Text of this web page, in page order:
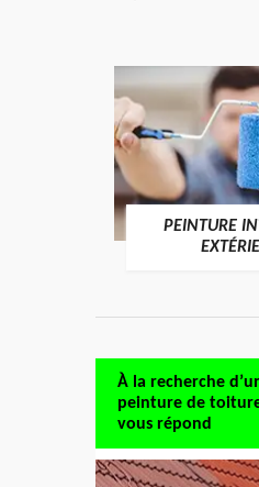
PEINTURE
À la recherche
peinture de
vous répond